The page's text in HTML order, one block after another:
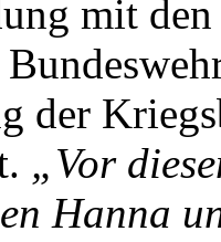
mit
der
„Vor
Hanna